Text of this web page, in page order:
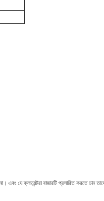
যে ক্লায়েন্টরা বাজারটি প্রসারিত করতে চান